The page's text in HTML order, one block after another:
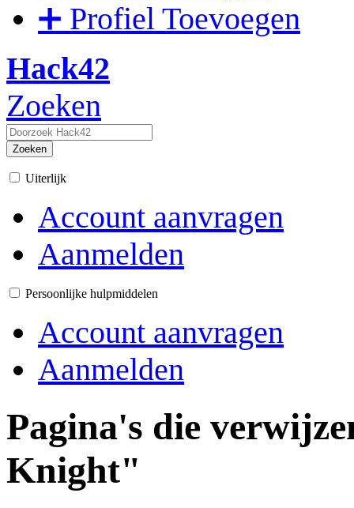
➕ Profiel Toevoegen
Hack42
Zoeken
Zoeken
Uiterlijk
Account aanvragen
Aanmelden
Persoonlijke hulpmiddelen
Account aanvragen
Aanmelden
Pagina's die
Knight"